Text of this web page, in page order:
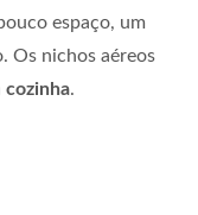
espaço, um
Os nichos aéreos
cozinha.